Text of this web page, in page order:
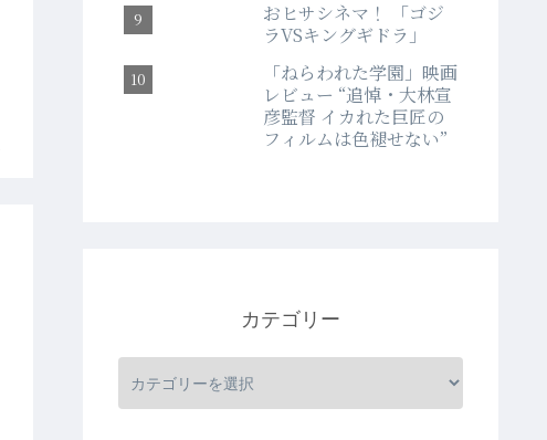
おヒサシネマ！ 「ゴジ
ラVSキングギドラ」
「ねらわれた学園」映画
レビュー “追悼・大林宣
彦監督 イカれた巨匠の
フィルムは色褪せない”
カテゴリー